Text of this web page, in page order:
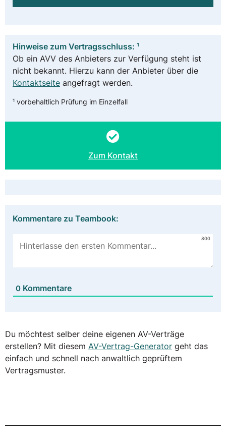
Hinweise zum Vertragsschluss: ¹
Ob ein AVV des Anbieters zur Verfügung steht ist
nicht bekannt. Hierzu kann der Anbieter über die
Kontaktseite angefragt werden.
¹ vorbehaltlich Prüfung im Einzelfall
Zum Kontakt
Kommentare zu Teambook:
800
0 Kommentare
Du möchtest selber deine eigenen AV-Verträge
erstellen? Mit diesem AV-Vertrag-Generator geht das
einfach und schnell nach anwaltlich geprüftem
Vertragsmuster.